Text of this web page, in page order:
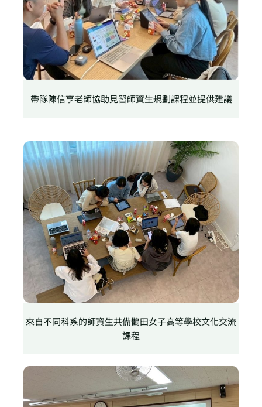
帶隊陳信亨老師協助見習師資生規劃課程並提供建議
來自不同科系的師資生共備鵲田女子高等學校文化交流
課程